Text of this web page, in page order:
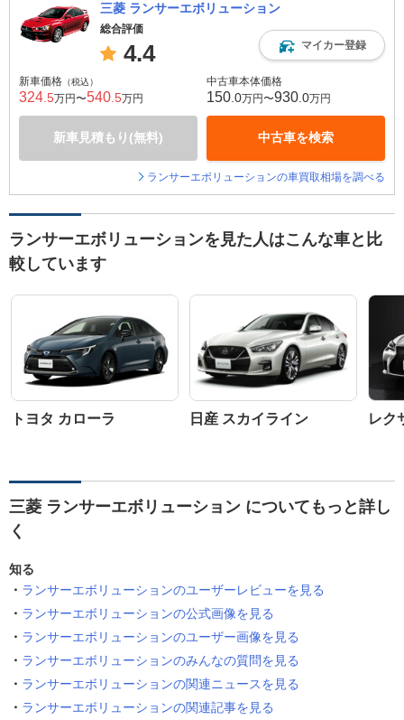
三菱 ランサーエボリューション
総合評価
4.4 マイカー登録
新車価格 （税込）
324 .5万円〜540 .5万円
新車見積もり(無料)
中古車本体価格
150 .0万円〜930 .0万円
中古車を検索
ランサーエボリューションの車買取相場を調べる
ランサーエボリューションを見た人はこんな車と比
較しています
トヨタ カローラ 日産 スカイライン レク
三菱 ランサーエボリューション についてもっと詳し
く
知る
ランサーエボリューションのユーザーレビューを見る
ランサーエボリューションの公式画像を見る
ランサーエボリューションのユーザー画像を見る
ランサーエボリューションのみんなの質問を見る
ランサーエボリューションの関連ニュースを見る
ランサーエボリューションの関連記事を見る